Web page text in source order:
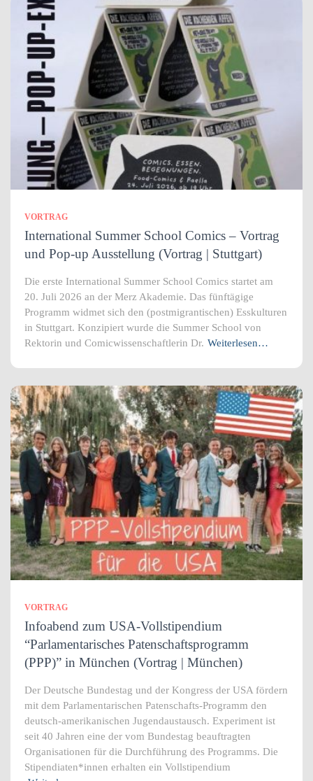
VORTRAG
International Summer School Comics – Vortrag
und Pop-up Ausstellung (Vortrag | Stuttgart)
Die erste International Summer School Comics startet am
20. Juli 2026 an der Merz Akademie. Das fünftägige
Programm widmet sich den (postmigrantischen) Esskulturen
in Stuttgart. Konzipiert wurde die Summer School von
Rektorin und Comicwissenschaftlerin Dr. Weiterlesen…
VORTRAG
Infoabend zum USA-Vollstipendium
“Parlamentarisches Patenschaftsprogramm
(PPP)” in München (Vortrag | München)
Der Deutsche Bundestag und der Kongress der USA fördern
mit dem Parlamentarischen Patenschafts-Programm den
deutsch-amerikanischen Jugendaustausch. Experiment ist
seit 40 Jahren eine der vom Bundestag beauftragten
Organisationen für die Durchführung des Programms. Die
Stipendiaten*innen erhalten ein Vollstipendium